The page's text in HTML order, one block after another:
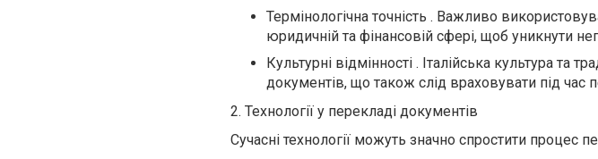
Термінологічна точність . Важливо
юридичній та фінансовій сфері, щоб уникнути
Культурні відмінності . Італійська культура та
документів, що також слід враховувати під час
2. Технології у перекладі документів
Сучасні технології можуть значно спростити процес